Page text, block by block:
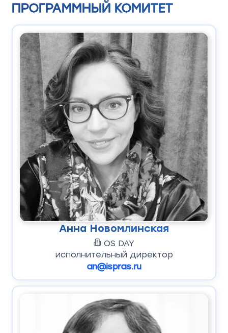
ПРОГРАММНЫЙ КОМИТЕТ
Анна Новомлинская
OS DAY
исполнительный директор
an@ispras.ru